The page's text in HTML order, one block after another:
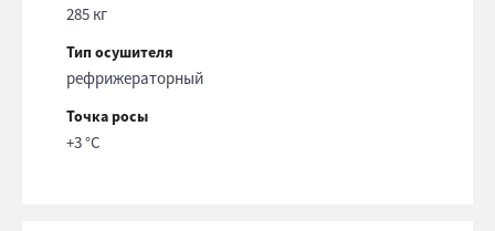
285 кг
Тип осушителя
рефрижераторный
Точка росы
+3 °С